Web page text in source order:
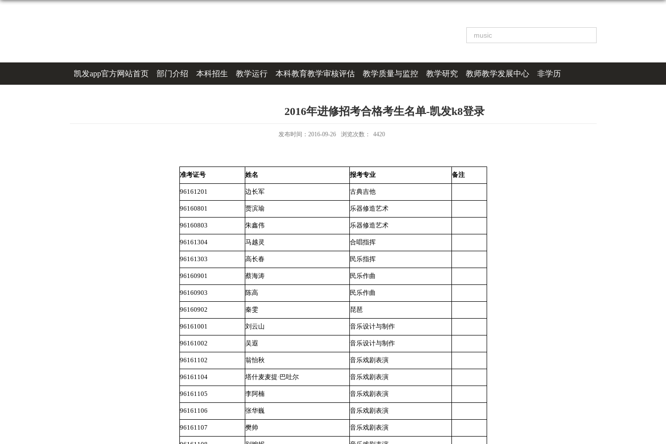
凯发app官方网站首页 部门介绍 本科招生 教学运行 本科教育教学审核评估 教学质量与监控 教学研究 教师教学发展中心 非学历
2016年进修招考合格考生名单-凯发k8登录
发布时间：2016-09-26 浏览次数： 4420
准考证号 姓名 报考专业 备注
96161201 边长军 古典吉他
96160801 贾滨瑜 乐器修造艺术
96160803 朱鑫伟 乐器修造艺术
96161304 马越灵 合唱指挥
96161303 高长春 民乐指挥
96160901 蔡海涛 民乐作曲
96160903 陈高 民乐作曲
96160902 秦雯 琵琶
96161001 刘云山 音乐设计与制作
96161002 吴遐 音乐设计与制作
96161102 翁怡秋 音乐戏剧表演
96161104 塔什麦麦提·巴吐尔 音乐戏剧表演
96161105 李阿楠 音乐戏剧表演
96161106 张华巍 音乐戏剧表演
96161107 樊帅 音乐戏剧表演